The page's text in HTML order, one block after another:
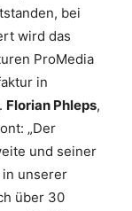
bei
wird das
ProMedia
in
Florian Phleps,
„Der
und seiner
unserer
über 30